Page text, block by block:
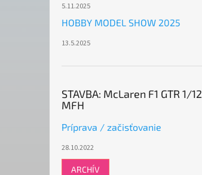
5.11.2025
HOBBY MODEL SHOW 2025
13.5.2025
STAVBA: McLaren F1 GTR 1/12
MFH
Príprava / začisťovanie
28.10.2022
ARCHÍV